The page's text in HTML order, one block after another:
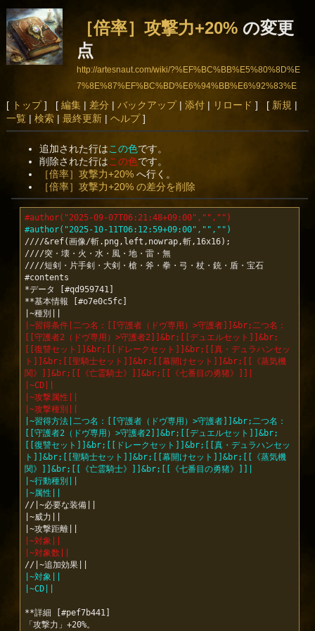
［倍率］攻撃力+20%の変更
点
http://artesnaut.com/wiki/?%EF%BC%BB%E5%80%8D%E
7%8E%87%EF%BC%BD%E6%94%BB%E6%92%83%E
5%8A%9B%2B20%25
[ トップ] [ 編集| 差分 | バックアップ| 添付| リロード ] [ 新規 |
一覧| 検索| 最終更新| ヘルプ]
追加された行はこの色です。
削除された行はこの色です。
［倍率］攻撃力+20% へ行く。
［倍率］攻撃力+20% の差分を削除
#author("2025-09-07T06:21:48+09:00","","")
#author("2025-10-11T06:12:59+09:00","","")
////&ref(画像/斬.png,left,nowrap,斬,16x16);
////突・壊・火・水・風・地・雷・無
////短剣・片手剣・大剣・槍・斧・拳・弓・杖・銃・盾・宝石
#contents
*データ [#qd959741]
**基本情報 [#o7e0c5fc]
|~習得条件|二つ名：[[守護者（ドヴ専用）>守護者]]&br;二つ名：
[[守護者2（ドヴ専用）>守護者2]]&br;[[デュエルセット]]&br;
[[復讐セット]]&br;[[ドレークセット]]&br;[[真・デュラハンセッ
ト]]&br;[[聖騎士セット]]&br;[[幕開けセット]]&br;[[《蒸気機
関》]]&br;[[《亡霊騎士》]]&br;[[《七番目の勇猪》]]|
|~CD||
|~攻撃属性||
|~攻撃種別||
|~習得方法|二つ名：[[守護者（ドヴ専用）>守護者]]&br;二つ名：
[[守護者2（ドヴ専用）>守護者2]]&br;[[デュエルセット]]&br;
[[復讐セット]]&br;[[ドレークセット]]&br;[[真・デュラハンセッ
ト]]&br;[[聖騎士セット]]&br;[[幕開けセット]]&br;[[《蒸気機
関》]]&br;[[《亡霊騎士》]]&br;[[《七番目の勇猪》]]|
|~行動種別||
|~属性||
//|~必要な装備||
|~威力||
|~対象||
|~対象数||
|~対象||
|~CD||
**詳細 [#pef7b441]
「攻撃力」+20%。